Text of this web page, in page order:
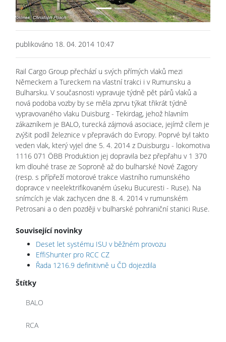
publikováno 18. 04. 2014 10:47
Rail Cargo Group přechází u svých přímých vlaků mezi
Německem a Tureckem na vlastní trakci i v Rumunsku a
Bulharsku. V současnosti vypravuje týdně pět párů vlaků a
nová podoba vozby by se měla zprvu týkat třikrát týdně
vypravovaného vlaku Duisburg - Tekirdag, jehož hlavním
zákazníkem je BALO, turecká zájmová asociace, jejímž cílem je
zvýšit podíl železnice v přepravách do Evropy. Poprvé byl takto
veden vlak, který vyjel dne 5. 4. 2014 z Duisburgu - lokomotiva
1116 071 ÖBB Produktion jej dopravila bez přepřahu v 1 370
km dlouhé trase ze Soproně až do bulharské Nové Zagory
(resp. s přípřeží motorové trakce vlastního rumunského
dopravce v neelektrifikovaném úseku Bucuresti - Ruse). Na
snímcích je vlak zachycen dne 8. 4. 2014 v rumunském
Petrosani a o den později v bulharské pohraniční stanici Ruse.
Související novinky
Deset let systému ISU v běžném provozu
EffiShunter pro RCC CZ
Řada 1216.9 definitivně u ČD dojezdila
Štítky
BALO
RCA